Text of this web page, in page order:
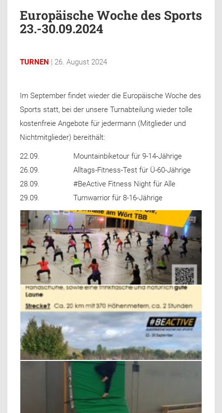
Europäische Woche des Sports
23.-30.09.2024
TURNEN | 26. August 2024
Im September findet wieder die Europäische Woche des
Sports statt, bei der unsere Turnabteilung wieder tolle
kostenfreie Angebote für jedermann (Mitglieder und
Nichtmitglieder) bereithält:
22.09. Mountainbiketour für 9-14-Jährige
26.09. Alltags-Fitness-Test für Ü-60-Jährige
28.09. #BeActive Fitness Night für Alle
29.09. Turnwarrior für 8-16-Jährige